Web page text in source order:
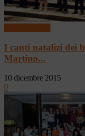
I canti natalizi dei
Martino...
10 dicembre 2015
0